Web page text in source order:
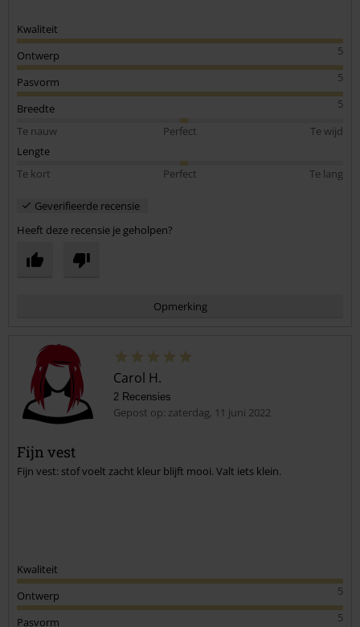
Kwaliteit
5
Ontwerp
5
Pasvorm
5
Breedte
Te nauw
Perfect
Te wijd
Lengte
Te kort
Perfect Te lang
Geverifieerde recensie
Heeft deze recensie je geholpen?
Opmerking
Commentaar versturen
Carol H.
2 Recensies
Gepost op: zaterdag, 11 juni 2022
Fijn vest
Fijn vest: stof voelt zacht kleur blijft mooi. Valt iets klein.
Kwaliteit
5
Ontwerp
5
Pasvorm